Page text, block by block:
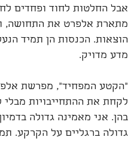
אבל החלטות לחוד ופחדים
מתארת אלפרט את התחושה,
הוצאות. הכנסות הן תמיד
מדע מדויק.
"הקטע המפחיד", מפרשת
לקחת את ההתחייבויות
בהן. אני מאמינה גדולה
גדולה ברגליים על הקרקע.